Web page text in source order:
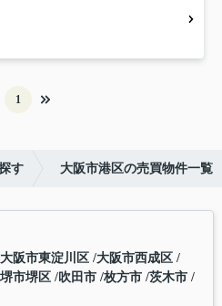
1
す 大阪市港区の売買物件一覧
大阪市東淀川区 大阪市西成区
堺市堺区 吹田市 枚方市 茨木市